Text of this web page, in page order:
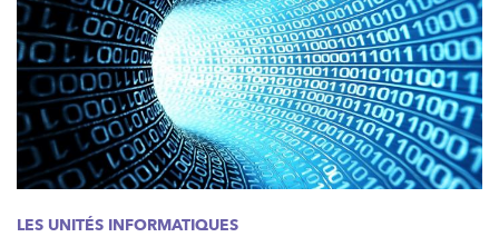
LES UNITÉS INFORMATIQUES